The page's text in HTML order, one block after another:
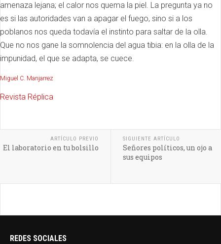
amenaza lejana; el calor nos quema la piel. La pregunta ya no
es si las autoridades van a apagar el fuego, sino si a los
poblanos nos queda todavía el instinto para saltar de la olla.
Que no nos gane la somnolencia del agua tibia: en la olla de la
impunidad, el que se adapta, se cuece.
Miguel C. Manjarrez
Revista Réplica
ARTÍCULO PREVIO
El laboratorio en tu bolsillo
SIGUIENTE ARTÍCULO
Señores políticos, un ojo a
sus equipos
REDES SOCIALES